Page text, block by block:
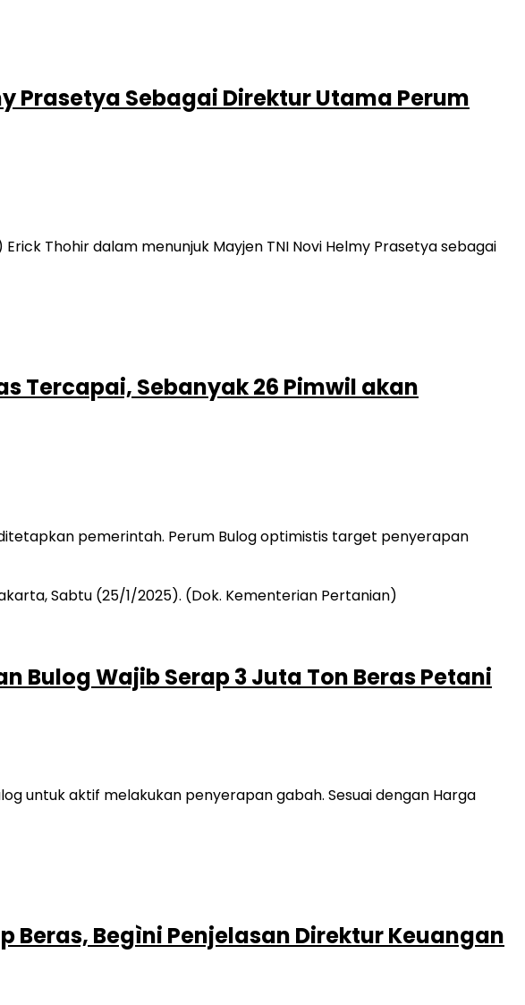
Prasetya Sebagai Direktur Utama Perum
Thohir dalam menunjuk Mayjen TNI Novi Helmy Prasetya sebagai
Tercapai, Sebanyak 26 Pimwil akan
pemerintah. Perum Bulog optimistis target penyerapan
Bulog Wajib Serap 3 Juta Ton Beras Petani
untuk aktif melakukan penyerapan gabah. Sesuai dengan Harga
Beras, Begìni Penjelasan Direktur Keuangan